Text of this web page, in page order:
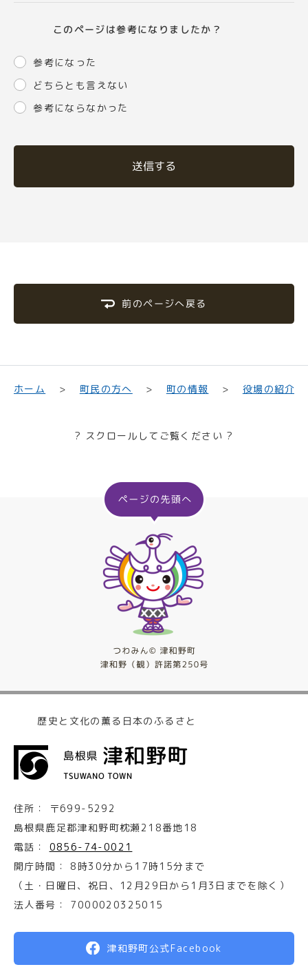
このページは参考になりましたか？
参考になった
どちらとも言えない
参考にならなかった
送信する
前のページへ戻る
ホーム 町民の方へ 町の情報 役場の紹介
? スクロールしてご覧ください ?
歴史と文化の薫る日本のふるさと
住所：
〒699-5292
島根県鹿足郡津和野町枕瀬218番地18
電話：
0856-74-0021
開庁時間：
8時30分から17時15分まで
（土・日曜日、祝日、12月29日から1月3日までを除く）
法人番号：
7000020325015
津和野町公式Facebook